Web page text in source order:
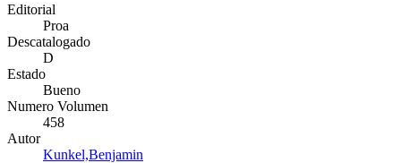
Editorial
Proa
Descatalogado
D
Estado
Bueno
Numero Volumen
458
Autor
Kunkel,Benjamin